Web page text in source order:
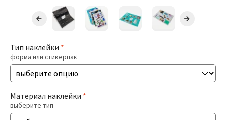
Пригласительные
Печать Меню
Печать На Холсте
Тип наклейки *
форма или стикерпак
Материал наклейки *
выберите тип